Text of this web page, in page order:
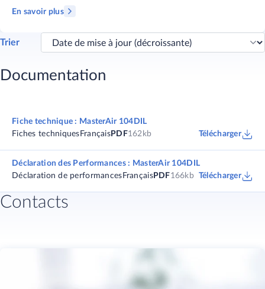
En savoir plus
Trier
Documentation
Fiche technique : MasterAir 104DIL
Fiches techniques Français PDF162kb Télécharger
Déclaration des Performances : MasterAir 104DIL
Déclaration de performances FrançaisPDF166kb Télécharger
Contacts